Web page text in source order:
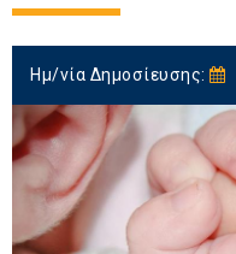
Ημ/νία Δημοσίευσης: